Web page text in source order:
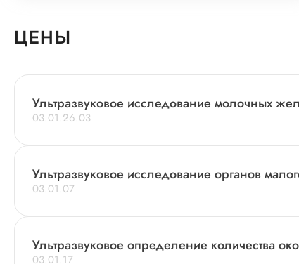
ЦЕНЫ
Ультразвуковое исследование молочных
03.01.26.03
Ультразвуковое исследование органов
03.01.07
Ультразвуковое определение количества
03.01.17